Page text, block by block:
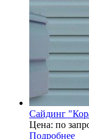
Сайдинг
Цена: по
Подробнее